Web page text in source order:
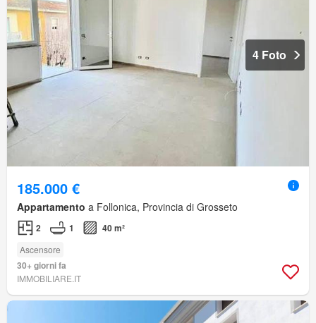
4 Foto
185.000 €
Appartamento a Follonica, Provincia di Grosseto
2 1 40 m²
Ascensore
30+ giorni fa
IMMOBILIARE.IT